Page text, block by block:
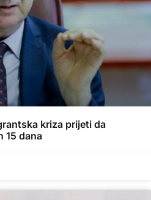
kriza prijeti da
15 dana